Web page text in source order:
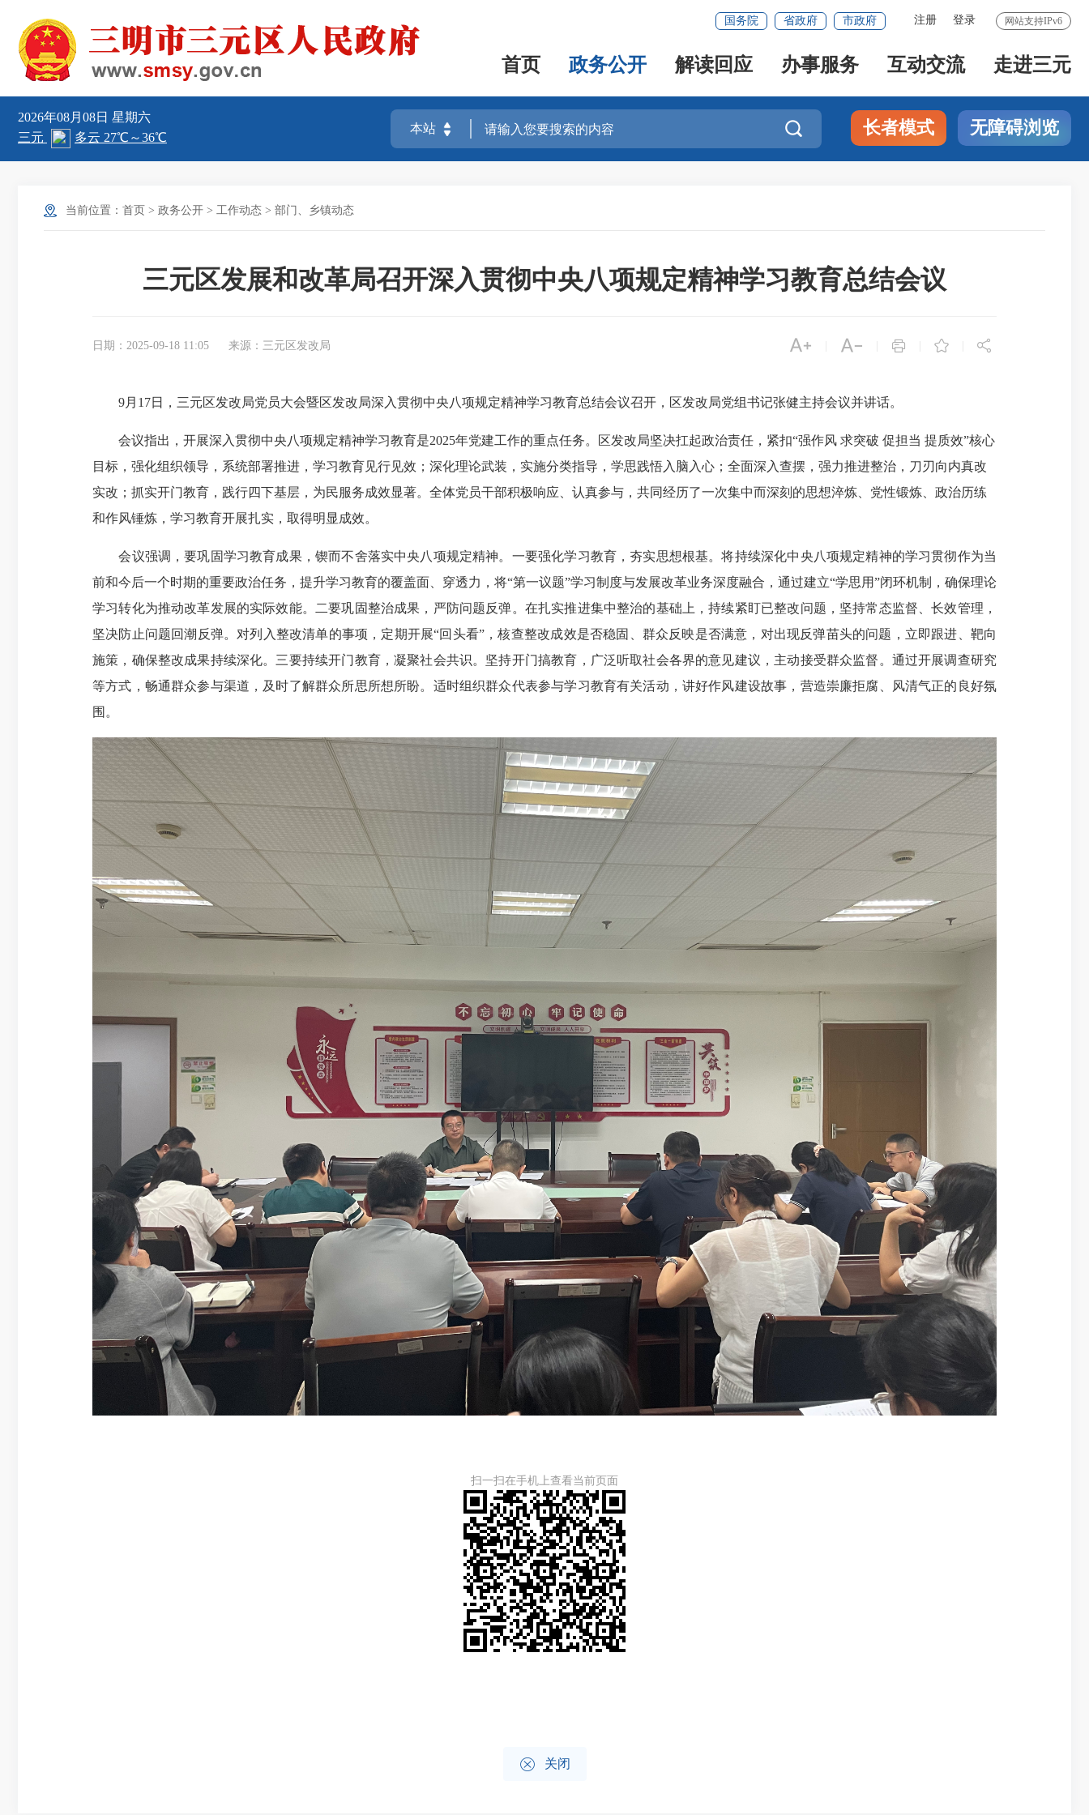
网站支持IPv6
注册 登录
国务院 省政府 市政府
首页 政务公开 解读回应 办事服务 互动交流 走进三元
2026年08月08日 星期六
 长者模式 无障碍浏览
当前位置： 首页 > 政务公开 > 工作动态 > 部门、乡镇动态
三元区发展和改革局召开深入贯彻中央八项规定精神学习教育总结会议
日期：2025-09-18 11:05 来源：三元区发改局     
9月17日，三元区发改局党员大会暨区发改局深入贯彻中央八项规定精神学习教育总结会议召开，区发改局党组书记张健主持会议并讲话。
会议指出，开展深入贯彻中央八项规定精神学习教育是2025年党建工作的重点任务。区发改局坚决扛起政治责任，紧扣“强作风 求突破 促担当 提质效”核心
目标，强化组织领导，系统部署推进，学习教育见行见效；深化理论武装，实施分类指导，学思践悟入脑入心；全面深入查摆，强力推进整治，刀刃向内真改
实改；抓实开门教育，践行四下基层，为民服务成效显著。全体党员干部积极响应、认真参与，共同经历了一次集中而深刻的思想淬炼、党性锻炼、政治历练
和作风锤炼，学习教育开展扎实，取得明显成效。
会议强调，要巩固学习教育成果，锲而不舍落实中央八项规定精神。一要强化学习教育，夯实思想根基。将持续深化中央八项规定精神的学习贯彻作为当
前和今后一个时期的重要政治任务，提升学习教育的覆盖面、穿透力，将“第一议题”学习制度与发展改革业务深度融合，通过建立“学思用”闭环机制，确保理论
学习转化为推动改革发展的实际效能。二要巩固整治成果，严防问题反弹。在扎实推进集中整治的基础上，持续紧盯已整改问题，坚持常态监督、长效管理，
坚决防止问题回潮反弹。对列入整改清单的事项，定期开展“回头看”，核查整改成效是否稳固、群众反映是否满意，对出现反弹苗头的问题，立即跟进、靶向
施策，确保整改成果持续深化。三要持续开门教育，凝聚社会共识。坚持开门搞教育，广泛听取社会各界的意见建议，主动接受群众监督。通过开展调查研究
等方式，畅通群众参与渠道，及时了解群众所思所想所盼。适时组织群众代表参与学习教育有关活动，讲好作风建设故事，营造崇廉拒腐、风清气正的良好氛
围。
扫一扫在手机上查看当前页面
 关闭